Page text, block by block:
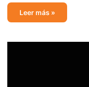
Leer más »